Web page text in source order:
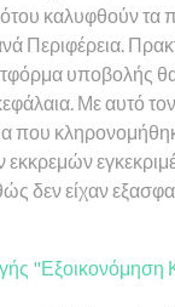
καλυφθούν τα
Περιφέρεια.
υποβολής
Με αυτό
που
εκκρεμών
δεν είχαν
"Εξοικονόμηση